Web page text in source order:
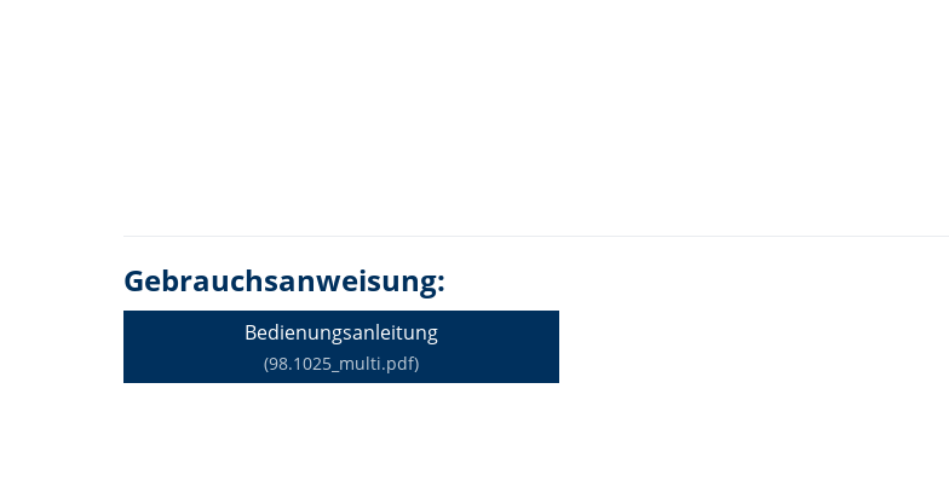
Gebrauchsanweisung:
Bedienungsanleitung
(98.1025_multi.pdf)